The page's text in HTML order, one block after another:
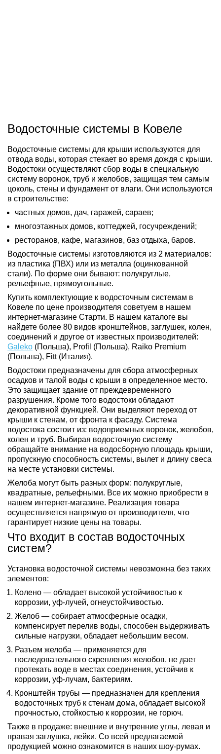
Водосточные системы в Ковеле
Водосточные системы для крыши используются для
отвода воды, которая стекает во время дождя с крыши.
Водостоки осуществляют сбор воды в специальную
систему воронок, труб и желобов, защищая тем самым
цоколь, стены и фундамент от влаги. Они используются
в строительстве:
частных домов, дач, гаражей, сараев;
многоэтажных домов, коттеджей, госучреждений;
ресторанов, кафе, магазинов, баз отдыха, баров.
Водосточные системы изготовляются из 2 материалов:
из пластика (ПВХ) или из металла (оцинкованной
стали). По форме они бывают: полукруглые,
рельефные, прямоугольные.
Купить комплектующие к водосточным системам в
Ковеле по цене производителя советуем в нашем
интернет-магазине Старти. В нашем каталоге вы
найдете более 80 видов кронштейнов, заглушек, колен,
соединений и другое от известных производителей:
Galeko (Польша), Profil (Польша), Raiko Premium
(Польша), Fitt (Италия).
Водостоки предназначены для сбора атмосферных
осадков и талой воды с крыши в определенное место.
Это защищает здание от преждевременного
разрушения. Кроме того водостоки обладают
декоративной функцией. Они выделяют переход от
крыши к стенам, от фронта к фасаду. Система
водостока состоит из: водоприемных воронок, желобов,
колен и труб. Выбирая водосточную систему
обращайте внимание на водосборную площадь крыши,
пропускную способность системы, вылет и длину свеса
на месте установки системы.
Желоба могут быть разных форм: полукруглые,
квадратные, рельефными. Все их можно приобрести в
нашем интернет-магазине. Реализация товара
осуществляется напрямую от производителя, что
гарантирует низкие цены на товары.
Что входит в состав водосточных
систем?
Установка водосточной системы невозможна без таких
элементов:
Колено — обладает высокой устойчивостью к
коррозии, уф-лучей, огнеустойчивостью.
Желоб — собирает атмосферные осадки,
компенсирует перелив воды, способен выдерживать
сильные нагрузки, обладает небольшим весом.
Разъем желоба — применяется для
последовательного скрепления желобов, не дает
протекать воде в местах соединения, устойчив к
коррозии, уф-лучам, бактериям.
Кронштейн трубы — предназначен для крепления
водосточных труб к стенам дома, обладает высокой
прочностью, стойкостью к коррозии, не горюч.
Также в продаже: внешние и внутренние углы, левая и
правая заглушка, лейки. Со всей предлагаемой
продукцией можно ознакомится в наших шоу-румах.